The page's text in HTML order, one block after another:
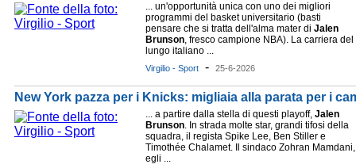
... un'opportunità unica con uno dei migliori
programmi del basket universitario (basti
pensare che si tratta dell'alma mater di Jalen
Brunson, fresco campione NBA). La carriera del
lungo italiano ...
Virgilio - Sport - 25-6-2026
New York pazza per i Knicks: migliaia alla parata per i
... a partire dalla stella di questi playoff, Jalen
Brunson. In strada molte star, grandi tifosi della
squadra, il regista Spike Lee, Ben Stiller e
Timothée Chalamet. Il sindaco Zohran Mamdani,
egli ...